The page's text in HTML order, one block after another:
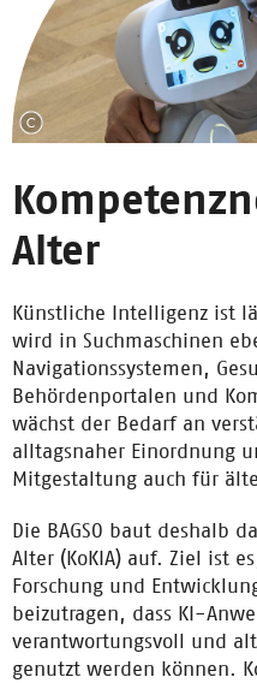
Alter
Künstliche Intelligenz ist
wird in Suchmaschinen
Navigationssystemen,
Behördenportalen und
wächst der Bedarf an
alltagsnaher Einordnung
Mitgestaltung auch für
Die BAGSO baut deshalb
Alter (KoKIA) auf. Ziel ist
Forschung und
beizutragen, dass KI-
verantwortungsvoll und
genutzt werden können.